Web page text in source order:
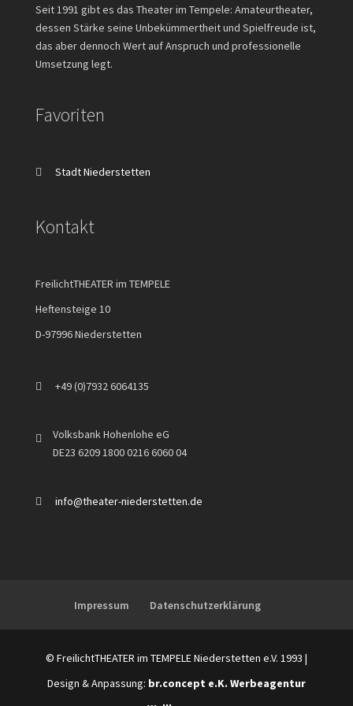
Seit 1991 gibt es das Theater im Tempele: Amateurtheater,
dessen Stärke seine Unbekümmertheit und Spielfreude ist,
das aber dennoch Wert auf Anspruch und professionelle
Umsetzung legt.
Favoriten
Stadt Niederstetten
Kontakt
FreilichtTHEATER im TEMPELE
Heftensteige 10
D-97996 Niederstetten
+49 (0)7932 6064135
Volksbank Hohenlohe eG
DE23 6209 1800 0216 6060 04
info@theater-niederstetten.de
Impressum Datenschutzerklärung
© FreilichtTHEATER im TEMPELE Niederstetten e.V. 1993 |
Design & Anpassung: br.concept e.K. Werbeagentur